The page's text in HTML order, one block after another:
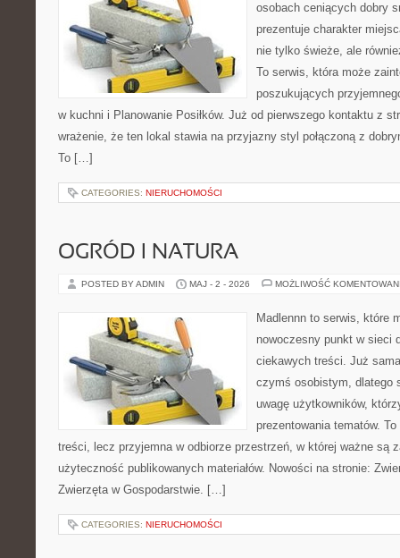
osobach ceniących dobry
prezentuje charakter
nie tylko świeże, ale
To serwis, która może
poszukujących
w kuchni i Planowanie Posiłków. Już od pierwszego kontaktu z
wrażenie, że ten lokal stawia na przyjazny styl połączoną z
To […]
CATEGORIES: NIERUCHOMOŚCI
OGRÓD I NATURA
POSTED BY ADMIN MAJ - 2 - 2026 MOŻLIWOŚĆ
Madlennn to serwis, które
nowoczesny punkt w sieci
ciekawych treści. Już
czymś osobistym, dlatego
uwagę użytkowników,
prezentowania tematów.
treści, lecz przyjemna w odbiorze przestrzeń, w której ważne są
użyteczność publikowanych materiałów. Nowości na stronie:
Zwierzęta w Gospodarstwie. […]
CATEGORIES: NIERUCHOMOŚCI